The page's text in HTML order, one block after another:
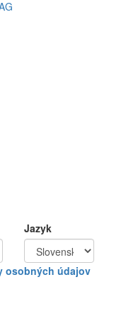
Jazyk
osobných údajov